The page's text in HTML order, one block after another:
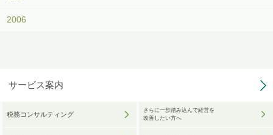
2006
サービス案内
税務コンサルティング
さらに一歩踏み込んで経営を
改善したい方へ